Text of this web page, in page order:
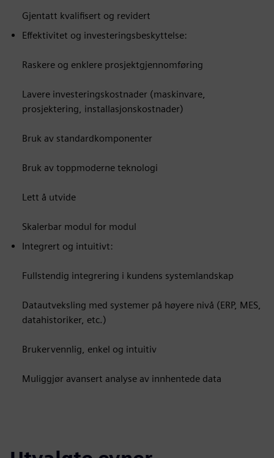
Gjentatt kvalifisert og revidert
Effektivitet og investeringsbeskyttelse:
Raskere og enklere prosjektgjennomføring
Lavere investeringskostnader (maskinvare,
prosjektering, installasjonskostnader)
Bruk av standardkomponenter
Bruk av toppmoderne teknologi
Lett å utvide
Skalerbar modul for modul
Integrert og intuitivt:
Fullstendig integrering i kundens systemlandskap
Datautveksling med systemer på høyere nivå (ERP, MES,
datahistoriker, etc.)
Brukervennlig, enkel og intuitiv
Muliggjør avansert analyse av innhentede data